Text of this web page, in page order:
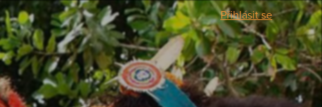
Přihlásit se